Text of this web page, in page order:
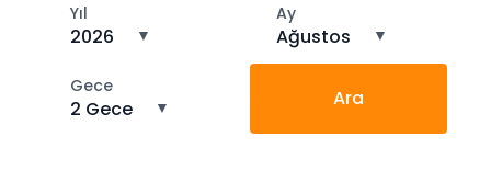
Yıl
2026 ▼
Ay
Ağustos ▼
Gece
2 Gece ▼ Ara